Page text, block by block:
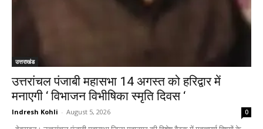
उत्तराखंड
उत्तरांचल पंजाबी महासभा 14 अगस्त को हरिद्वार में
मनाएगी ‘ विभाजन विभीषिका स्मृति दिवस ‘
Indresh Kohli - August 5, 2026 0